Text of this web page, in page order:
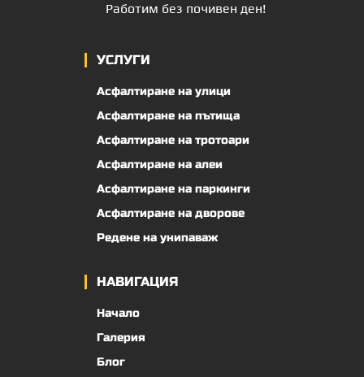
Работим без почивен ден!
УСЛУГИ
Асфалтиране на улици
Асфалтиране на пътища
Асфалтиране на тротоари
Асфалтиране на алеи
Асфалтиране на паркинги
Асфалтиране на дворове
Редене на унипаваж
НАВИГАЦИЯ
Начало
Галерия
Блог